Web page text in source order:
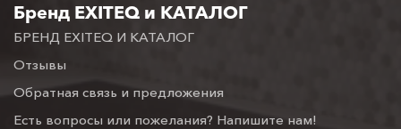
Бренд EXITEQ и КАТАЛОГ
БРЕНД EXITEQ И КАТАЛОГ
Отзывы
Обратная связь и предложения
Есть вопросы или пожелания? Напишите нам!